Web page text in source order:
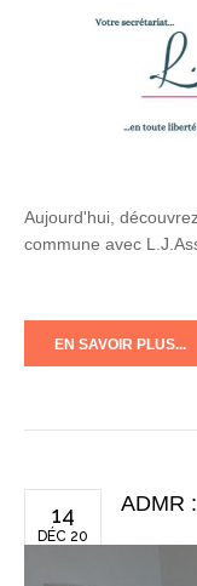
Aujourd'hui,
commune avec
EN SAVOIR PLUS...
14
DÉC 20
ADMR